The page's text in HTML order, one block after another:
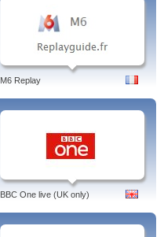
M6 Replay
BBC One live (UK only)